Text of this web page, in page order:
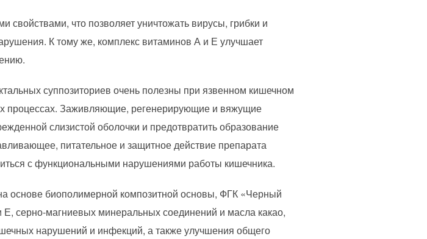
что позволяет уничтожать вирусы, грибки и
К тому же, комплекс витаминов А и Е улучшает
суппозиториев очень полезны при язвенном кишечном
процессах. Заживляющие, регенерирующие и вяжущие
слизистой оболочки и предотвратить образование
питательное и защитное действие препарата
с функциональными нарушениями работы кишечника.
основе биополимерной композитной основы, ФГК «Черный
серно-магниевых минеральных соединений и масла какао,
нарушений и инфекций, а также улучшения общего